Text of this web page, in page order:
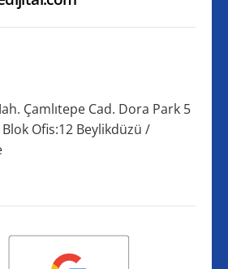
Çamlıtepe Cad. Dora Park 5
Ofis:12 Beylikdüzü /